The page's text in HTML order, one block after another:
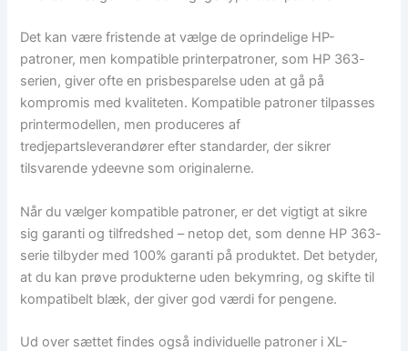
Det kan være fristende at vælge de oprindelige HP-
patroner, men kompatible printerpatroner, som HP 363-
serien, giver ofte en prisbesparelse uden at gå på
kompromis med kvaliteten. Kompatible patroner tilpasses
printermodellen, men produceres af
tredjepartsleverandører efter standarder, der sikrer
tilsvarende ydeevne som originalerne.
Når du vælger kompatible patroner, er det vigtigt at sikre
sig garanti og tilfredshed – netop det, som denne HP 363-
serie tilbyder med 100% garanti på produktet. Det betyder,
at du kan prøve produkterne uden bekymring, og skifte til
kompatibelt blæk, der giver god værdi for pengene.
Ud over sættet findes også individuelle patroner i XL-